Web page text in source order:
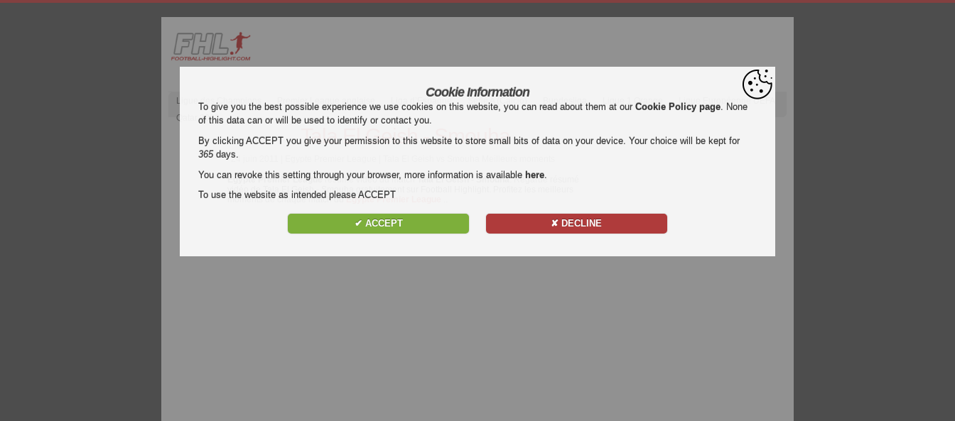
Ligue des Champions Premier League anglaise Liga d’Espagne Serie A (Calcio) Bundesliga Ligue 1 Orange
Ligue Européenne UEFA
Qatar 2022
Tala El Geish - Smouha
24 juin 2011
Egypte Premier Leaguerésumé vidéo du matchTala El Geish - Smouha. Regarde résumé
vidéo de Tala El Geish - Smouha gratuitement sur Football Highlight. Profitez les meilleurs
moments de chaque match duEgypte Premier League
Cookie Information
To give you the best possible experience we use cookies on this website, you can read about them at our Cookie Policy page. None
of this data can or will be used to identify or contact you.
By clicking ACCEPT you give your permission to this website to store small bits of data on your device. Your choice will be kept for
365days.
You can revoke this setting through your browser, more information is available here.
To use the website as intended please ACCEPT
✔ ACCEPT ✘ DECLINE